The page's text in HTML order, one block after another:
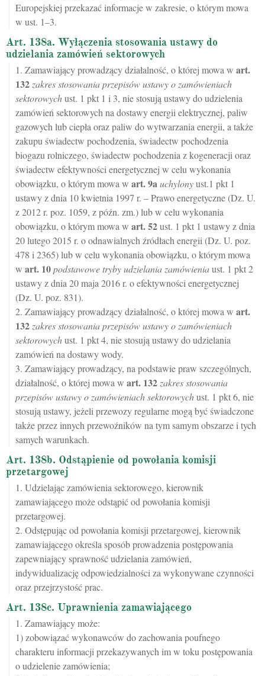
Europejskiej przekazać informacje w zakresie, o którym mowa
w ust. 1–3.
Art. 138a. Wyłączenia stosowania ustawy do
udzielania zamówień sektorowych
1. Zamawiający prowadzący działalność, o której mowa w art.
132 zakres stosowania przepisów ustawy o zamówieniach
sektorowychust. 1 pkt 1 i 3, nie stosują ustawy do udzielenia
zamówień sektorowych na dostawy energii elektrycznej, paliw
gazowych lub ciepła oraz paliw do wytwarzania energii, a także
zakupu świadectw pochodzenia, świadectw pochodzenia
biogazu rolniczego, świadectw pochodzenia z kogeneracji oraz
świadectw efektywności energetycznej w celu wykonania
obowiązku, o którym mowa w art.9auchylonyust.1 pkt 1
ustawy z dnia 10 kwietnia 1997 r. – Prawo energetyczne (Dz. U.
z 2012 r. poz. 1059, z późn. zm.) lub w celu wykonania
obowiązku, o którym mowa w art.52ust. 1 pkt 1 ustawy z dnia
20 lutego 2015 r. o odnawialnych źródłach energii (Dz. U. poz.
478 i 2365) lub w celu wykonania obowiązku, o którym mowa
w art. 10podstawowe tryby udzielania zamówieniaust. 1 pkt 2
ustawy z dnia 20 maja 2016 r. o efektywności energetycznej
(Dz. U. poz. 831).
2. Zamawiający prowadzący działalność, o której mowa w art.
132 zakres stosowania przepisów ustawy o zamówieniach
sektorowychust. 1 pkt 4, nie stosują ustawy do udzielania
zamówień na dostawy wody.
3. Zamawiający prowadzący, na podstawie praw szczególnych,
działalność, o której mowa w art. 132 zakres stosowania
przepisów ustawy o zamówieniach sektorowychust. 1 pkt 6, nie
stosują ustawy, jeżeli przewozy regularne mogą być świadczone
także przez innych przewoźników na tym samym obszarze i tych
samych warunkach.
Art. 138b. Odstąpienie od powołania komisji
przetargowej
1. Udzielając zamówienia sektorowego, kierownik
zamawiającego może odstąpić od powołania komisji
przetargowej.
2. Odstępując od powołania komisji przetargowej, kierownik
zamawiającego określa sposób prowadzenia postępowania
zapewniający sprawność udzielania zamówień,
indywidualizację odpowiedzialności za wykonywane czynności
oraz przejrzystość prac.
Art. 138c. Uprawnienia zamawiającego
1. Zamawiający może:
1) zobowiązać wykonawców do zachowania poufnego
charakteru informacji przekazywanych im w toku postępowania
o udzielenie zamówienia;